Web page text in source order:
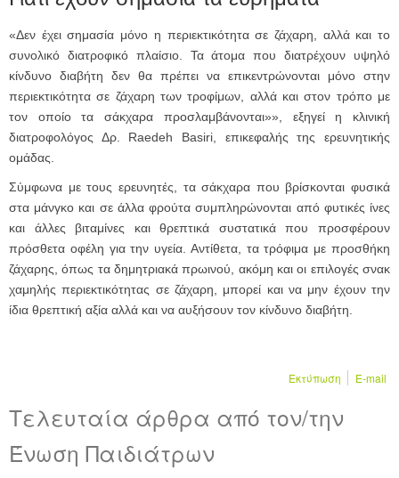
«Δεν έχει σημασία μόνο η περιεκτικότητα σε ζάχαρη, αλλά και το
συνολικό διατροφικό πλαίσιο. Τα άτομα που διατρέχουν υψηλό
κίνδυνο διαβήτη δεν θα πρέπει να επικεντρώνονται μόνο στην
περιεκτικότητα σε ζάχαρη των τροφίμων, αλλά και στον τρόπο με
τον οποίο τα σάκχαρα προσλαμβάνονται»», εξηγεί η κλινική
διατροφολόγος Δρ. Raedeh Basiri, επικεφαλής της ερευνητικής
ομάδας.
Σύμφωνα με τους ερευνητές, τα σάκχαρα που βρίσκονται φυσικά
στα μάνγκο και σε άλλα φρούτα συμπληρώνονται από φυτικές ίνες
και άλλες βιταμίνες και θρεπτικά συστατικά που προσφέρουν
πρόσθετα οφέλη για την υγεία. Αντίθετα, τα τρόφιμα με προσθήκη
ζάχαρης, όπως τα δημητριακά πρωινού, ακόμη και οι επιλογές σνακ
χαμηλής περιεκτικότητας σε ζάχαρη, μπορεί και να μην έχουν την
ίδια θρεπτική αξία αλλά και να αυξήσουν τον κίνδυνο διαβήτη.
Εκτύπωση E-mail
Τελευταία άρθρα από τον/την
Ένωση Παιδιάτρων